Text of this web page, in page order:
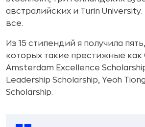
австралийских и Turin
все.
Из 15 стипендий я получила
которых такие престижные как
Amsterdam Excellence
Leadership Scholarship, Yeoh
Scholarship.